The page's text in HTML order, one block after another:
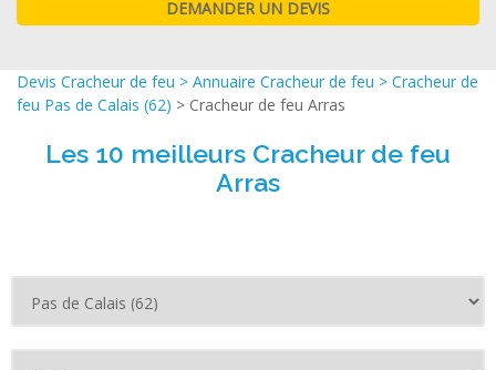
Devis Cracheur de feu > Annuaire Cracheur de feu > Cracheur de
feu Pas de Calais (62) > Cracheur de feu Arras
Les 10 meilleurs Cracheur de feu
Arras